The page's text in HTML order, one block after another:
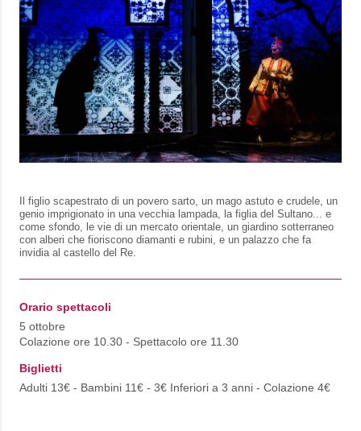
Il figlio scapestrato di un povero sarto, un mago astuto e crudele, un
genio imprigionato in una vecchia lampada, la figlia del Sultano... e
come sfondo, le vie di un mercato orientale, un giardino sotterraneo
con alberi che fioriscono diamanti e rubini, e un palazzo che fa
invidia al castello del Re.
Orario spettacoli
5 ottobre
Colazione ore 10.30 - Spettacolo ore 11.30
Biglietti
Adulti 13€ - Bambini 11€ - 3€ Inferiori a 3 anni - Colazione 4€